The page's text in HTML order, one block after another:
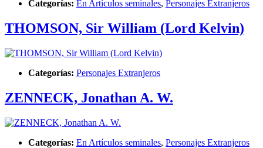
Categorías: En Artículos seminales, Personajes Extranjeros
THOMSON, Sir William (Lord Kelvin)
Categorías: Personajes Extranjeros
ZENNECK, Jonathan A. W.
Categorías: En Artículos seminales, Personajes Extranjeros